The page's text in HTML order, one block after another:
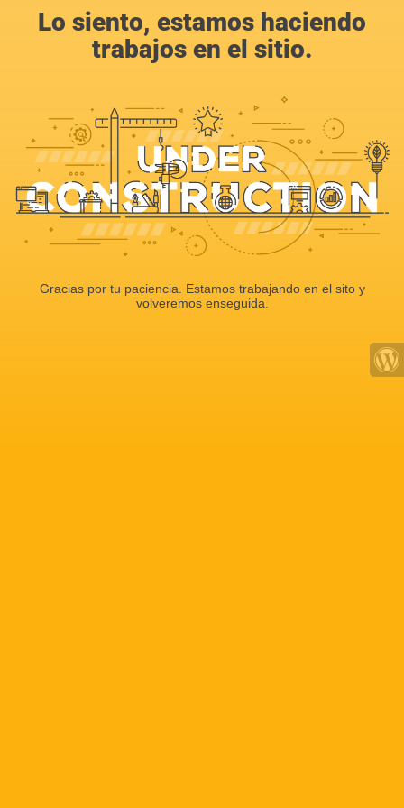
Lo siento, estamos haciendo
trabajos en el sitio.
Gracias por tu paciencia. Estamos trabajando en el sito y
volveremos enseguida.